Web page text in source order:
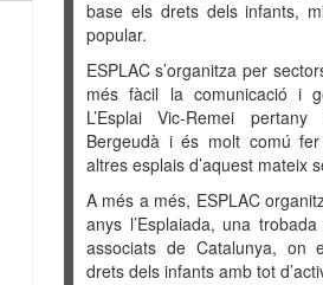
base els drets dels infants,
popular.
ESPLAC s’organitza per
més fàcil la comunicació i
L’Esplai Vic-Remei
Bergeudà i és molt comú
altres esplais d’aquest mateix
A més a més, ESPLAC
anys l’Esplaiada, una
associats de Catalunya, on
drets dels infants amb tot